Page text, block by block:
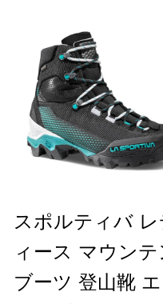
スポルティバ
ィース マウンテ
ブーツ 登山靴 エ